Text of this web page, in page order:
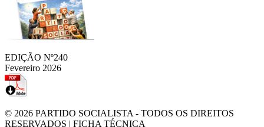
EDIÇÃO Nº240
Fevereiro 2026
© 2026 PARTIDO SOCIALISTA - TODOS OS DIREITOS
RESERVADOS | FICHA TÉCNICA